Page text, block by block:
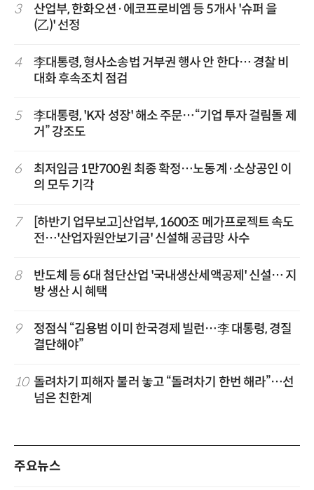
3
산업부, 한화오션·에코프로비엠 등 5개사 '슈퍼 을
(乙)' 선정
4
李대통령, 형사소송법 거부권 행사 안 한다… 경찰 비
대화 후속조치 점검
5
李대통령, 'K자 성장' 해소 주문…“기업 투자 걸림돌 제
거” 강조도
6
최저임금 1만700원 최종 확정…노동계·소상공인 이
의 모두 기각
7
[하반기 업무보고]산업부, 1600조 메가프로젝트 속도
전…'산업자원안보기금' 신설해 공급망 사수
8
반도체 등 6대 첨단산업 '국내생산세액공제' 신설… 지
방 생산 시 혜택
9
정점식 “김용범 이미 한국경제 빌런…李 대통령, 경질
결단해야”
10 돌려차기 피해자 불러 놓고 “돌려차기 한번 해라”…선
넘은 친한계
주요뉴스